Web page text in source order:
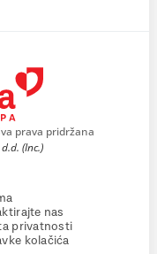
prava pridržana
(Inc.)
nas
privatnosti
kolačića